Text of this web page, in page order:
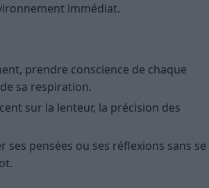
immédiat.
prendre conscience de chaque
sa respiration.
sur la lenteur, la précision des
pensées ou ses réflexions sans se